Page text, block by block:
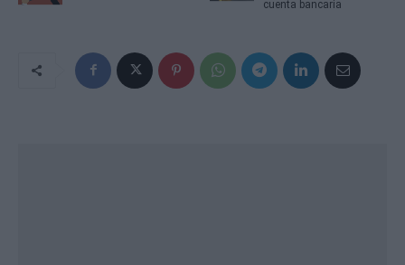
cuenta bancaria